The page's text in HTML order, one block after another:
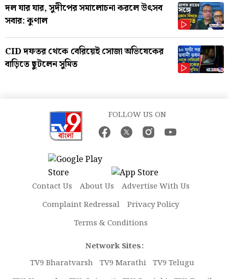
দল যার যার, সুদীপের সমালোচনা করলে উৎসব
সবার: কুণাল
CID দফতর থেকে বেরিয়েই সোজা অভিষেকের
বাড়িতে ছুটলেন সুমিত
FOLLOW US ON
Contact Us About Us
Advertise With Us
Complaint Redressal
Privacy Policy
Terms & Conditions
Network Sites:
TV9 Bharatvarsh TV9 Marathi TV9 Telugu